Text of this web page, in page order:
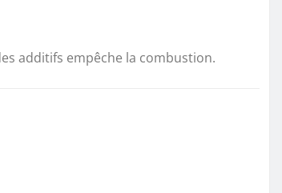
additifs empêche la combustion.